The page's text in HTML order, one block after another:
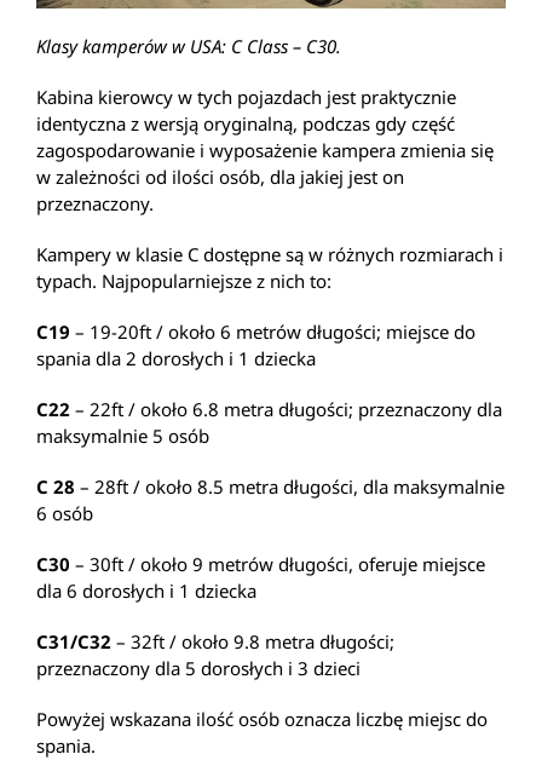
Klasy kamperów w USA: C Class – C30.
Kabina kierowcy w tych pojazdach jest praktycznie
identyczna z wersją oryginalną, podczas gdy część
zagospodarowanie i wyposażenie kampera zmienia się
w zależności od ilości osób, dla jakiej jest on
przeznaczony.
Kampery w klasie C dostępne są w różnych rozmiarach i
typach. Najpopularniejsze z nich to:
C19 – 19-20ft / około 6 metrów długości; miejsce do
spania dla 2 dorosłych i 1 dziecka
C22 – 22ft / około 6.8 metra długości; przeznaczony dla
maksymalnie 5 osób
C 28 – 28ft / około 8.5 metra długości, dla maksymalnie
6 osób
C30 – 30ft / około 9 metrów długości, oferuje miejsce
dla 6 dorosłych i 1 dziecka
C31/C32 – 32ft / około 9.8 metra długości;
przeznaczony dla 5 dorosłych i 3 dzieci
Powyżej wskazana ilość osób oznacza liczbę miejsc do
spania.